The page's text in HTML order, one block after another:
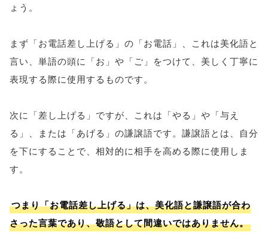
ょう。
まず「お電話差し上げる」の「お電話」、これは美化語と
言い、単語の頭に「お」や「ご」をつけて、美しく丁寧に
表現する際に使用するものです。
次に「差し上げる」ですが、これは「やる」や「与え
る」、または「あげる」の謙譲語です。謙譲語とは、自分
を下にすることで、相対的に相手を高める際に使用しま
す。
つまり「お電話差し上げる」は、美化語と謙譲語が合わ
さった言葉であり、敬語として間違いではありません。